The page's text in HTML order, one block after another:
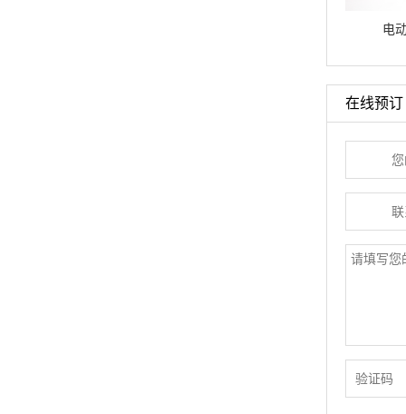
电
在线预订